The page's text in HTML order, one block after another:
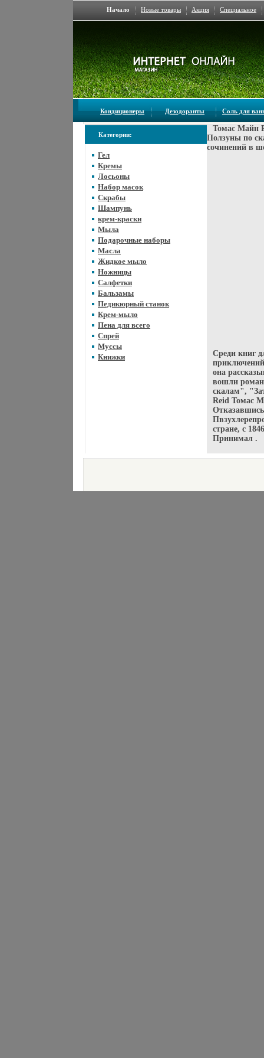
Начало Новые товары Акция Специальное
Кондиционеры Дезодоранты Соль для
Категории:
Гел
Кремы
Лосьоны
Набор масок
Скрабы
Шампунь
крем-краски
Мыла
Подарочные наборы
Масла
Жидкое мыло
Ножницы
Салфетки
Бальзамы
Педикюрный станок
Крем-мыло
Пена для всего
Спрей
Муссы
Книжки
Томас Майн
Ползуны по
сочинений в
Среди книг
она
вошли
скалам",
Reid Томас
стране, с
Принимал .